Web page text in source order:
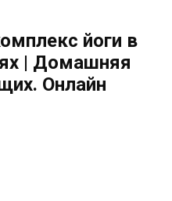
йоги в
| Домашняя
Онлайн